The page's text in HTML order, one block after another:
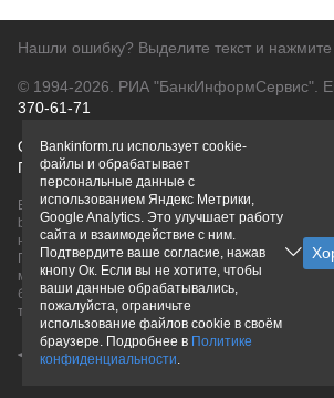
Нашли ошибку? Выделите текст и нажмите
© 1994-2026. РИА "БанкИнформСервис".
370-61-71
О проектеПолитика конфиденциальности
Правовая информацияДля рекламодателей
Вся информация о продуктах банков,
bankinform.ru, носит исключительно
не является публичной офертой, определяемой
ГК РФ. Информация не содержит точного и
может быть изменена. Конечные условия
банков или при личном обращении.
товарные знаки принадлежит их
Bankinform.ru использует cookie-
файлы и обрабатывает
персональные данные с
использованием Яндекс Метрики,
Google Analytics. Это улучшает работу
сайта и взаимодействие с ним.
Подтвердите ваше согласие, нажав
кнопу Ок. Если вы не хотите, чтобы
ваши данные обрабатывались,
пожалуйста, ограничьте
использование файлов cookie в своём
браузере. Подробнее в Политике
конфиденциальности.